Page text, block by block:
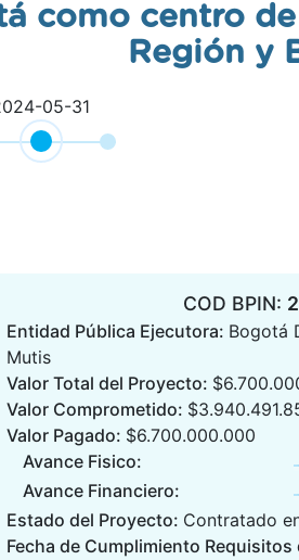
como centro
Región y
05-31
COD BPIN:
Entidad Pública Ejecutora: Bogotá
Mutis
Valor Total del Proyecto:
Valor Comprometido:
Valor Pagado: $6.700.000.000
Avance Fisico:
Avance Financiero:
Estado del Proyecto: Contratado
Fecha de Cumplimiento Requisitos